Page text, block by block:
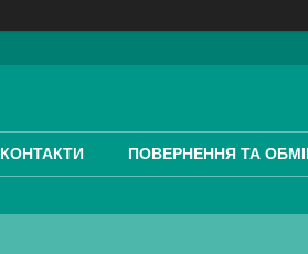
КОНТАКТИ ПОВЕРНЕННЯ ТА